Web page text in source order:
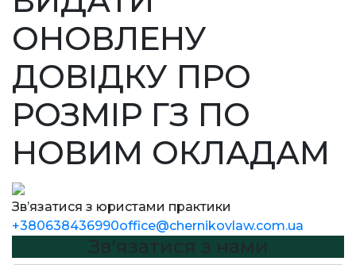
ОНОВЛЕНУ
ДОВІДКУ ПРО
РОЗМІР ГЗ ПО
НОВИМ ОКЛАДАМ
Зв’язатися з юристами практики
+380638436990office@chernikovlaw.com.ua
Зв'язатися з нами